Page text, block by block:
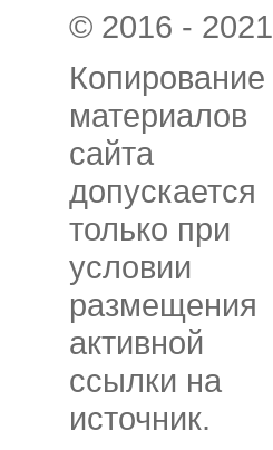
© 2016 - 2021
Копирование
материалов
сайта
допускается
только при
условии
размещения
активной
ссылки на
источник.